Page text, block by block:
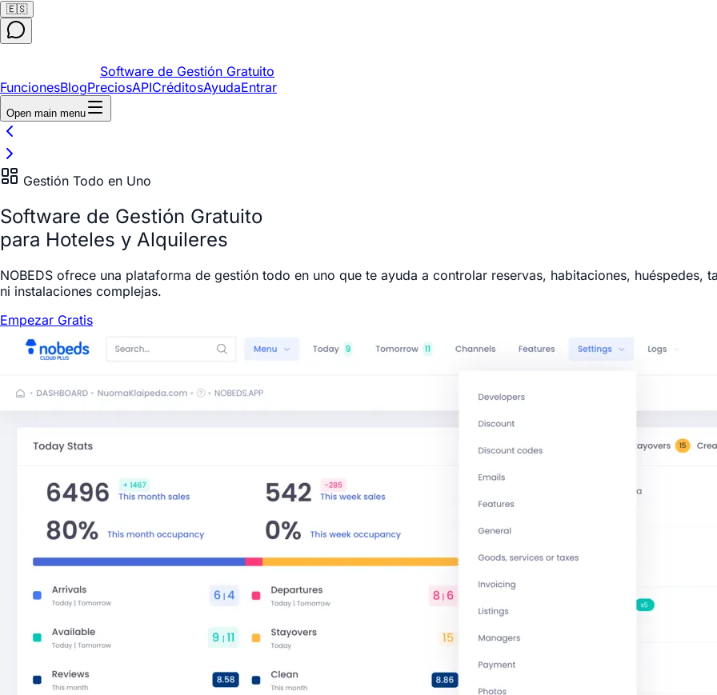
🇪🇸
Software de Gestión Gratuito
FuncionesBlogPreciosAPICréditosAyudaEntrar
Open main menu
Gestión Todo en Uno
Software de Gestión Gratuito
para Hoteles y Alquileres
NOBEDS ofrece una plataforma de gestión todo en uno que te ayuda a controlar reservas, habitaciones, huéspedes,
ni instalaciones complejas.
Empezar Gratis